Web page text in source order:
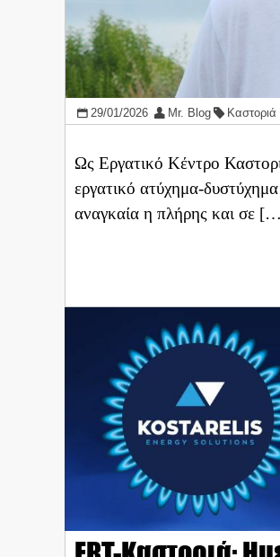
29/01/2026 Mr. Blog Καστοριά
Ως Εργατικό Κέντρο
εργατικό ατύχημα-
αναγκαία η πλήρης και σε